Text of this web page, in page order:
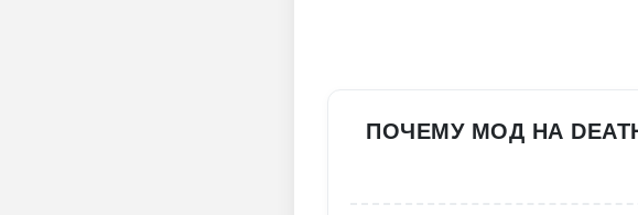
ПОЧЕМУ МОД НА